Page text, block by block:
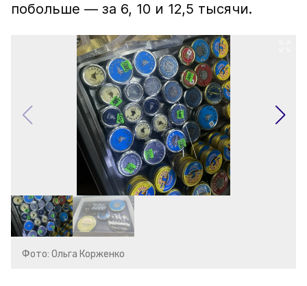
побольше — за 6, 10 и 12,5 тысячи.
Фото: Ольга Корженко